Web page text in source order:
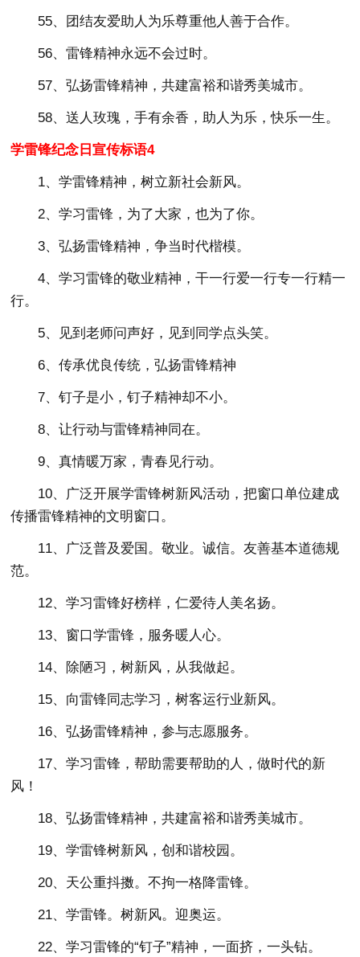
55、团结友爱助人为乐尊重他人善于合作。
56、雷锋精神永远不会过时。
57、弘扬雷锋精神，共建富裕和谐秀美城市。
58、送人玫瑰，手有余香，助人为乐，快乐一生。
学雷锋纪念日宣传标语4
1、学雷锋精神，树立新社会新风。
2、学习雷锋，为了大家，也为了你。
3、弘扬雷锋精神，争当时代楷模。
4、学习雷锋的敬业精神，干一行爱一行专一行精一
行。
5、见到老师问声好，见到同学点头笑。
6、传承优良传统，弘扬雷锋精神
7、钉子是小，钉子精神却不小。
8、让行动与雷锋精神同在。
9、真情暖万家，青春见行动。
10、广泛开展学雷锋树新风活动，把窗口单位建成
传播雷锋精神的文明窗口。
11、广泛普及爱国。敬业。诚信。友善基本道德规
范。
12、学习雷锋好榜样，仁爱待人美名扬。
13、窗口学雷锋，服务暖人心。
14、除陋习，树新风，从我做起。
15、向雷锋同志学习，树客运行业新风。
16、弘扬雷锋精神，参与志愿服务。
17、学习雷锋，帮助需要帮助的人，做时代的新
风！
18、弘扬雷锋精神，共建富裕和谐秀美城市。
19、学雷锋树新风，创和谐校园。
20、天公重抖擞。不拘一格降雷锋。
21、学雷锋。树新风。迎奥运。
22、学习雷锋的“钉子”精神，一面挤，一头钻。